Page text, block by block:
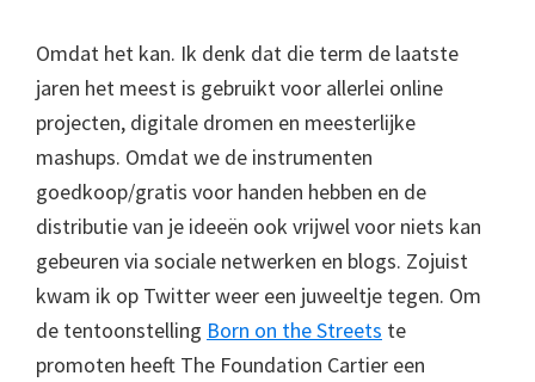
Omdat het kan. Ik denk dat die term de laatste
jaren het meest is gebruikt voor allerlei online
projecten, digitale dromen en meesterlijke
mashups. Omdat we de instrumenten
goedkoop/gratis voor handen hebben en de
distributie van je ideeën ook vrijwel voor niets kan
gebeuren via sociale netwerken en blogs. Zojuist
kwam ik op Twitter weer een juweeltje tegen. Om
de tentoonstelling Born on the Streets te
promoten heeft The Foundation Cartier een